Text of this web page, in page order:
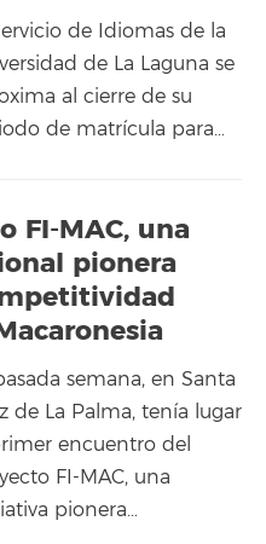
de Idiomas de la
de La Laguna se
al cierre de su
de matrícula para…
FI-MAC, una
pionera
semana, en Santa
de La Palma, tenía lugar
encuentro del
FI-MAC, una
pionera…